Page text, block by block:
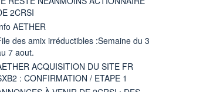
2CRSI
AETHER
des amix irréductibles :Semaine du 3
7 aout.
ACQUISITION DU SITE FR
: CONFIRMATION / ETAPE 1